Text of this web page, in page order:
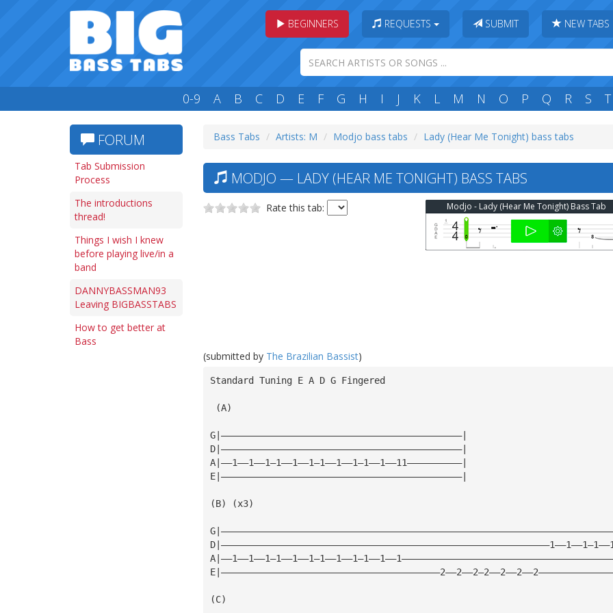
BEGINNERS REQUESTS SUBMIT NEW TABS
0-9 A B C D E F G H I J K L M N O P Q R S T
FORUM
Tab Submission
Process
The introductions
thread!
Things I wish I knew
before playing live/in a
band
DANNYBASSMAN93
Leaving BIGBASSTABS
How to get better at
Bass
Bass Tabs Artists: M Modjo bass tabs Lady (Hear Me Tonight) bass tabs
MODJO — LADY (HEAR ME TONIGHT) BASS TABS
Rate this tab: Modjo - Lady (Hear Me Tonight) Bass Tab
(submitted by The Brazilian Bassist)
Standard Tuning E A D G Fingered
(A)
G|————————————————————————————————————————————|
D|————————————————————————————————————————————|
A|——1——1——1—1——1——1—1——1——1—1——1——11——————————|
E|————————————————————————————————————————————|
(B) (x3)
(C)